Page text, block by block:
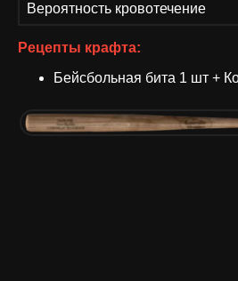
Вероятность кровотечение
Рецепты крафта:
Бейсбольная бита 1 шт +